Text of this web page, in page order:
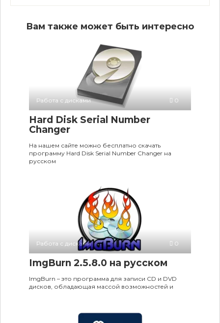
Вам также может быть интересно
Работа с дисками 0
Hard Disk Serial Number
Changer
На нашем сайте можно бесплатно скачать
программу Hard Disk Serial Number Changer на
русском
Работа с дисками 0
ImgBurn 2.5.8.0 на русском
ImgBurn – это программа для записи CD и DVD
дисков, обладающая массой возможностей и